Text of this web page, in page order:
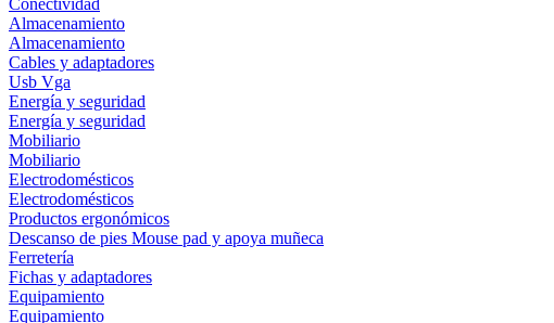
Conectividad
Almacenamiento
Almacenamiento
Cables y adaptadores
Usb Vga
Energía y seguridad
Energía y seguridad
Mobiliario
Mobiliario
Electrodomésticos
Electrodomésticos
Productos ergonómicos
Descanso de pies Mouse pad y apoya muñeca
Ferretería
Fichas y adaptadores
Equipamiento
Equipamiento